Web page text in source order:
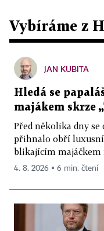
Vybíráme z
JAN KUBITA
Hledá se
majákem skrze
Před několika dny
přihnalo obří luxusní
blikajícím majáčkem
4. 8. 2026 ▪ 6 min. čtení